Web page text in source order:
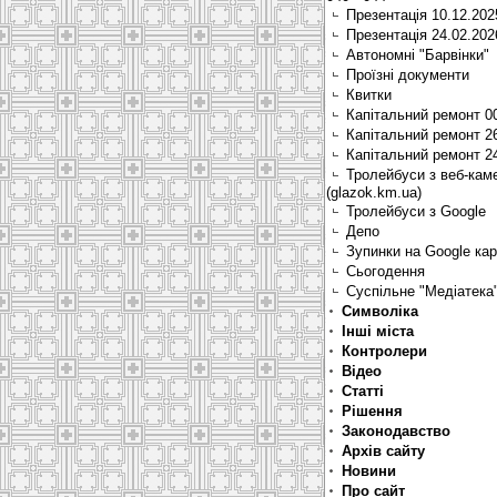
Презентація
Презентація
Автономні "Барвінки"
Проїзні документи
Квитки
Капітальний ремонт
Капітальний ремонт
Капітальний ремонт
Тролейбуси з веб-
(glazok.km.ua)
Тролейбуси з Google
Депо
Зупинки на Google
Сьогодення
Суспільне "Медіатека"
Символіка
Інші міста
Контролери
Відео
Статті
Рішення
Законодавство
Архів сайту
Новини
Про сайт